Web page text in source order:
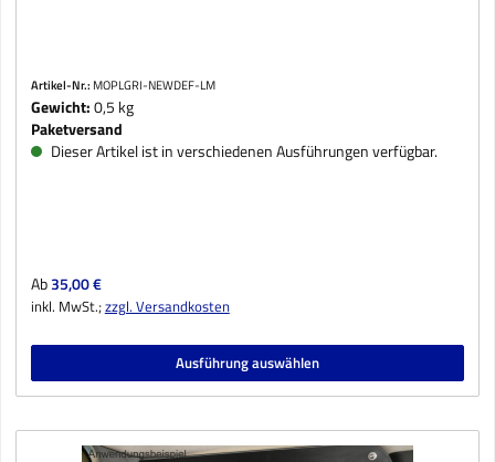
Artikel-Nr.: MOPLGRI-NEWDEF-LM
Gewicht:0,5 kg
Paketversand
Dieser Artikel ist in verschiedenen Ausführungen verfügbar.
Regulärer Preis:
Ab35,00 €
inkl. MwSt.;zzgl. Versandkosten
Ausführung auswählen